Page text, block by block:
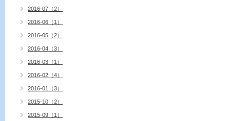
2016-07（2）
2016-06（1）
2016-05（2）
2016-04（3）
2016-03（1）
2016-02（4）
2016-01（3）
2015-10（2）
2015-09（1）